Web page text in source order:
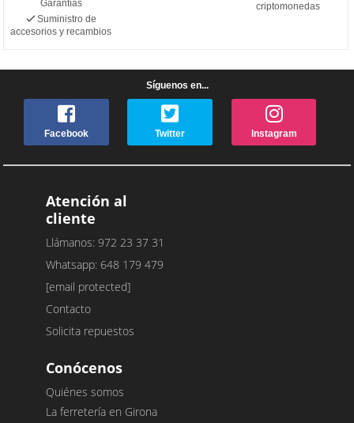
Garantías
Suministro de
accesorios y recambios
criptomonedas
Síguenos en...
Facebook Twitter Instagram
Atención al
cliente
Llámanos: 972 23 37 31
Whatsapp: 648 179 479
[email protected]
Contacto
Solicita repuestos
Conócenos
Quiénes somos
La ferretería en Girona